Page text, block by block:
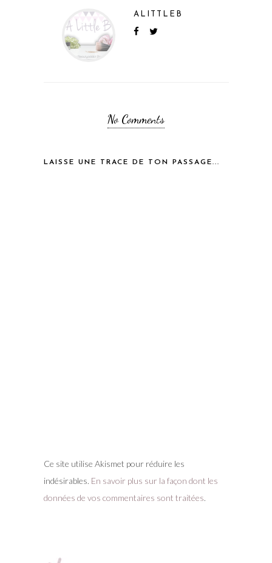
ALITTLEB
No Comments
LAISSE UNE TRACE DE TON PASSAGE...
Ce site utilise Akismet pour réduire les
indésirables. En savoir plus sur la façon dont les
données de vos commentaires sont traitées.